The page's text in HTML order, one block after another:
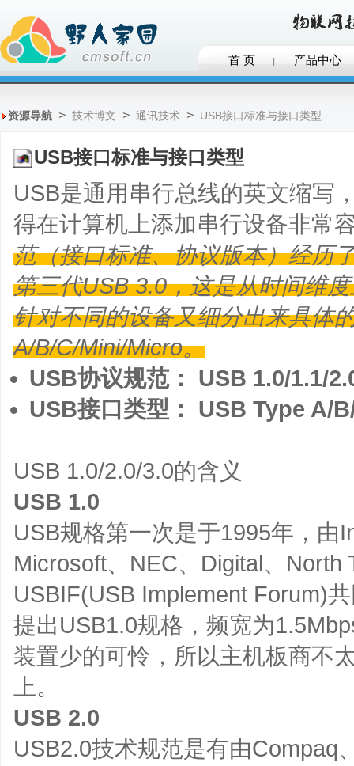
首 页 产品中心
资源导航 > 技术博文 > 通讯技术 > USB接口标准与接口类型
USB接口标准与接口类型
USB是通用串行总线的英文缩写
得在计算机上添加串行设备非常
范（接口标准、协议版本）经历
第三代USB 3.0，这是从时间维
针对不同的设备又细分出来具体
A/B/C/Mini/Micro。
USB协议规范： USB 1.0/1.1/
USB接口类型： USB Type A/
USB 1.0/2.0/3.0的含义
USB 1.0
USB规格第一次是于1995年，由
Microsoft、NEC、Digital、North
USBIF(USB Implement Forum)
提出USB1.0规格，频宽为
装置少的可怜，所以主机板商不
上。
USB 2.0
USB2.0技术规范是有由Compaq